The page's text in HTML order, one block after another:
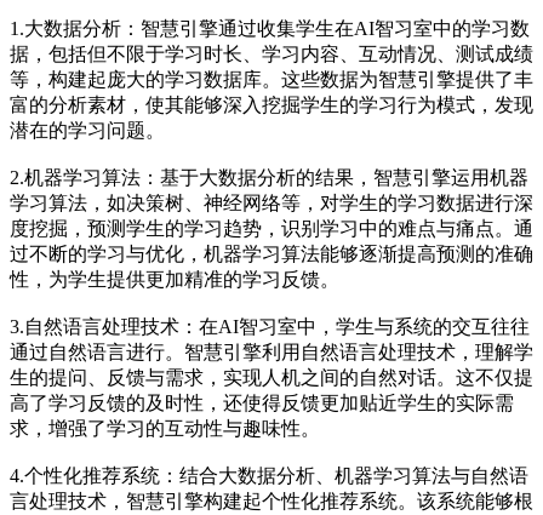
1.大数据分析：智慧引擎通过收集学生在AI智习室中的学习数
据，包括但不限于学习时长、学习内容、互动情况、测试成绩
等，构建起庞大的学习数据库。这些数据为智慧引擎提供了丰
富的分析素材，使其能够深入挖掘学生的学习行为模式，发现
潜在的学习问题。
2.机器学习算法：基于大数据分析的结果，智慧引擎运用机器
学习算法，如决策树、神经网络等，对学生的学习数据进行深
度挖掘，预测学生的学习趋势，识别学习中的难点与痛点。通
过不断的学习与优化，机器学习算法能够逐渐提高预测的准确
性，为学生提供更加精准的学习反馈。
3.自然语言处理技术：在AI智习室中，学生与系统的交互往往
通过自然语言进行。智慧引擎利用自然语言处理技术，理解学
生的提问、反馈与需求，实现人机之间的自然对话。这不仅提
高了学习反馈的及时性，还使得反馈更加贴近学生的实际需
求，增强了学习的互动性与趣味性。
4.个性化推荐系统：结合大数据分析、机器学习算法与自然语
言处理技术，智慧引擎构建起个性化推荐系统。该系统能够根